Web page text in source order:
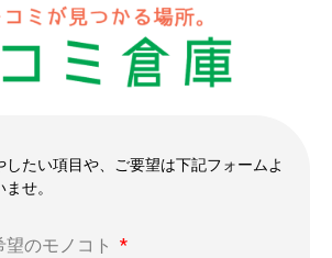
したい項目や、ご要望は下記フォームよ
せ。
のモノコト